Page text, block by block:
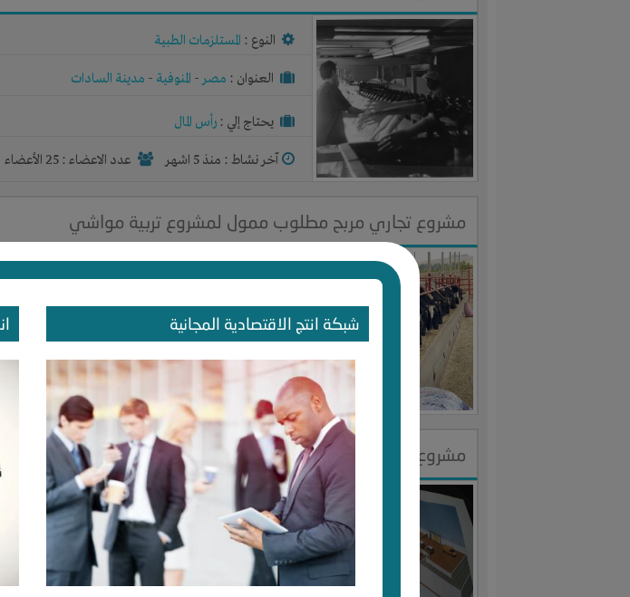
شبكة انتج الاقتصادية المجانية
النوع : المستلزمات الطبية
العنوان : مصر- المنوفية - مدينة السادات
يحتاج إلي : رأس المال
آخر نشاط : منذ 5 اشهر عدد الاعضاء : 25 الأعضاء
مشروع تجاري مربح مطلوب ممول لمشروع تربية مواشي
العنوان :مصر-القاهرة-مصر الجديدة
يحتاج إلي :رأس المال
آخر نشاط : منذ 5 اشهر عدد الاعضاء : 0 الأعضاء
مشروع فندق الخير
النوع :مشروع سياحي
العنوان : -انواكشوط -تفرغ زين
يحتاج إلي :رأس المال